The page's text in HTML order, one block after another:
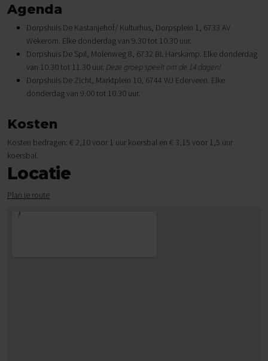
Agenda
Dorpshuis De Kastanjehof/ Kulturhus, Dorpsplein 1, 6733 AV
Wekerom. Elke donderdag van 9.30 tot 10.30 uur.
Dorpshuis De Spil, Molenweg 8, 6732 BL Harskamp. Elke donderdag
van 10.30 tot 11.30 uur. Deze groep speelt om de 14 dagen!
Dorpshuis De Zicht, Marktplein 10, 6744 WJ Ederveen. Elke
donderdag van 9.00 tot 10.30 uur.
Kosten
Kosten bedragen: € 2,10 voor 1 uur koersbal en € 3,15 voor 1,5 uur
koersbal.
Locatie
Plan je route